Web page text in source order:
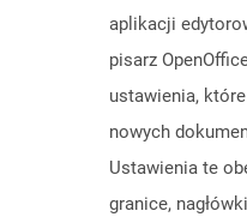
aplikacji
pisarz
ustawienia,
nowych
Ustawienia te
granice,